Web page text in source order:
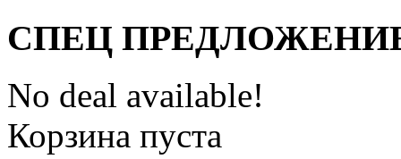
СПЕЦ
No deal available!
Корзина пуста